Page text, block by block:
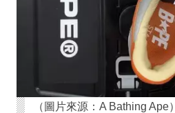
（圖片來源：A Bathing Ape）